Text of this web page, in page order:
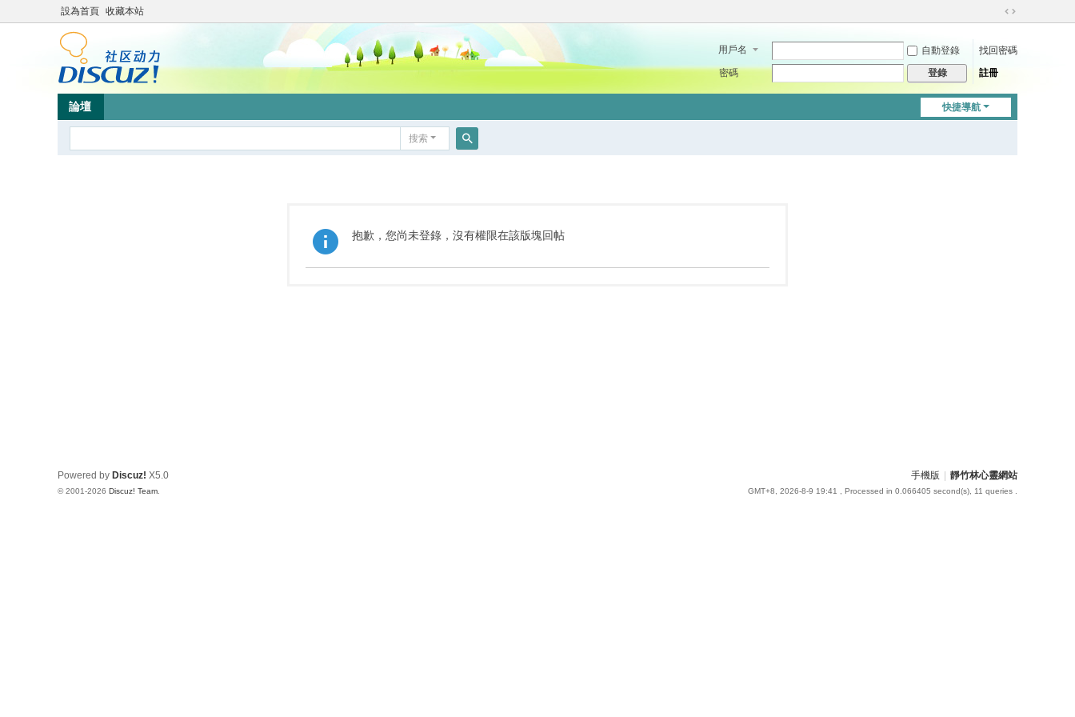
設為首頁 收藏本站
切
到
用戶名 自動登錄
找回密碼
密碼
登錄 註冊
快捷導航
論壇
搜索
抱歉，您尚未登錄，沒有權限在該版塊回帖
手機版 靜竹林心靈網站
GMT+8, 2026-8-9 19:41 , Processed in 0.066405 second(s), 11 queries .
Powered by Discuz! X5.0
© 2001-2026 Discuz! Team